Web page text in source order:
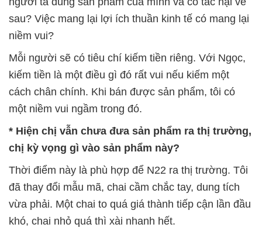
sau? Việc mang lại lợi ích thuần kinh tế có mang lại
niềm vui?
Mỗi người sẽ có tiêu chí kiếm tiền riêng. Với Ngọc,
kiếm tiền là một điều gì đó rất vui nếu kiếm một
cách chân chính. Khi bán được sản phẩm, tôi có
một niềm vui ngầm trong đó.
* Hiện chị vẫn chưa đưa sản phẩm ra thị trường,
chị kỳ vọng gì vào sản phẩm này?
Thời điểm này là phù hợp để N22 ra thị trường. Tôi
đã thay đổi mẫu mã, chai cầm chắc tay, dung tích
vừa phải. Một chai to quá giá thành tiếp cận lần đầu
khó, chai nhỏ quá thì xài nhanh hết.